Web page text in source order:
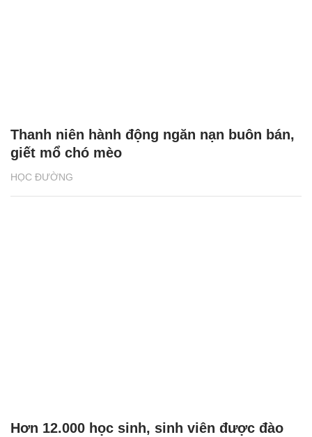
HỌC ĐƯỜNG
Thanh niên hành động ngăn nạn buôn bán,
giết mổ chó mèo
Hơn 12.000 học sinh, sinh viên được đào